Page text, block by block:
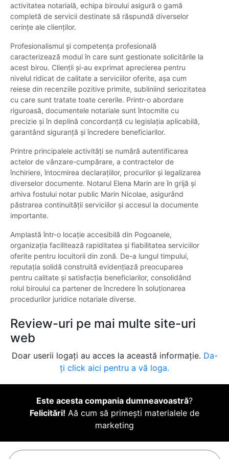
activitatea notarială, echipa biroului asigură o gamă
completă de servicii destinate să răspundă diverselor
cerințe ale clienților.
Profesionalismul și competența profesională
caracterizează modul în care sunt gestionate solicitările la
acest birou. Clienții și-au exprimat aprecierea pentru
nivelul ridicat de calitate a serviciilor oferite, așa cum
reiese din recenziile pozitive primite, subliniind seriozitatea
cu care sunt tratate toate cererile. Printr-o abordare
riguroasă, documentele notariale sunt întocmite cu
precizie și în deplină concordanță cu legislația aplicabilă,
garantând siguranță și încredere beneficiarilor.
Printre principalele activități se numără autentificarea
actelor de vânzare-cumpărare, a contractelor de
închiriere, întocmirea declarațiilor, procurilor și legalizarea
diverselor documente. Notarul Elena Marin are în grijă și
arhiva fostului notar public Marin Nicolae, asigurând
păstrarea continuității serviciilor și accesul la documente
importante.
Amplastă într-o locație accesibilă din Pogoanele,
organizația facilitează rapiditatea și fiabilitatea serviciilor
oferite pentru locuitorii din zonă. De-a lungul timpului,
reputația solidă construită evidențiază preocuparea
pentru calitate și satisfacția beneficiarilor, consolidând
rolul biroului ca partener de încredere în soluționarea
procedurilor juridice notariale diverse.
Review-uri pe mai multe site-uri
web
Doar userii logați au acces la această informație. Da-
ți click aici pentru a vă loga.
Este acesta compania dumneavoastră?
Felicitări! Aă cum să primești materialele de
marketing